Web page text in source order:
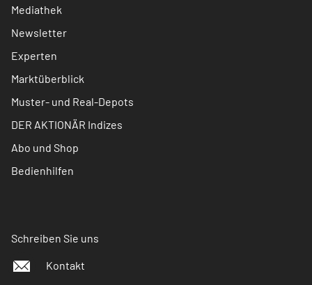
Mediathek
Newsletter
Experten
Marktüberblick
Muster- und Real-Depots
DER AKTIONÄR Indizes
Abo und Shop
Bedienhilfen
Schreiben Sie uns
Kontakt